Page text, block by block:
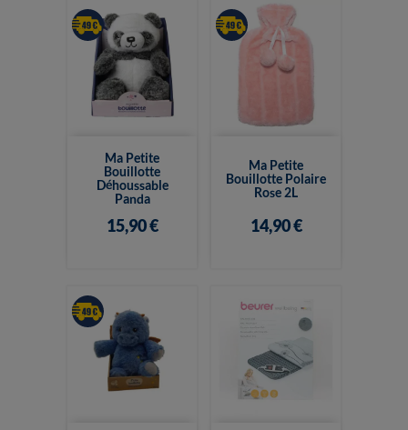
Ma Petite
Bouillotte
Déhoussable
Panda
15,90 €
Ma Petite
Bouillotte Polaire
Rose 2L
14,90 €